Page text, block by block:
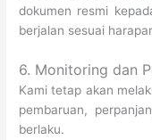
dokumen resmi
berjalan sesuai
6. Monitoring dan
Kami tetap akan
pembaruan,
berlaku.